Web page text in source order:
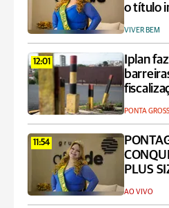
o título
VIVER BEM
12:01
Iplan
PONTA
11:54
PLUS
AO VIVO